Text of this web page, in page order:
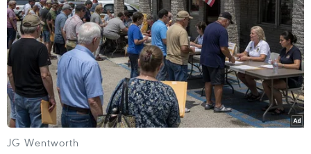
biết các ngư dân đã giải cứu được ít nhất 5 người
di cư và đưa họ trở về thị trấn Sabratha vào chiều
tối ngày 20/10.
JG Wentworth